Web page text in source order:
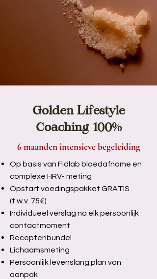
Golden Lifestyle
Coaching 100%
6 maanden intensieve begeleiding
Op basis van Fidlab bloedafname en
complexe HRV- meting
Opstart voedingspakket GRATIS
(t.w.v. 75€)
Individueel verslag na elk persoonlijk
contactmoment
Receptenbundel
Lichaamsmeting
Persoonlijk levenslang plan van
aanpak